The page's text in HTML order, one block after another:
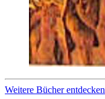
Weitere Bücher entdecken